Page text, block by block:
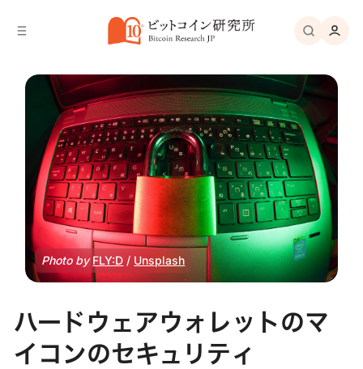
Photo by FLY:D / Unsplash
ハードウェアウォレットのマ
イコンのセキュリティ